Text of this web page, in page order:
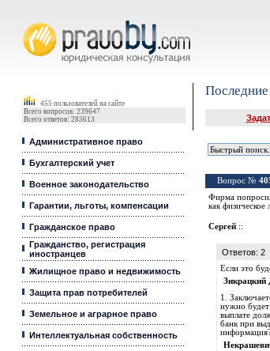
455 пользователей на сайте
Всего вопросов: 239647
Всего ответов: 283613
Административное право
Бухгалтерский учет
Военное законодательство
Гарантии, льготы, компенсации
Гражданское право
Гражданство, регистрация
иностранцев
Жилищное право и недвижимость
Защита прав потребителей
Земельное и аграрное право
Интеллектуальная собственность
Вопрос №
Фирма
как
Сергей ::
Ответов: 2
Если это
Зикрацкий
1.
нужно будет
выплате
банк при